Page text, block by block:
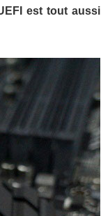
est tout aussi